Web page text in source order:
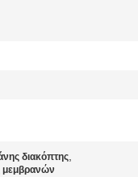
διακόπτης,
μεμβρανών